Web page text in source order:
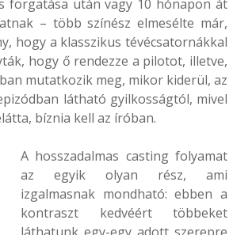
forgatása után vagy 10 hónapon át
– több színész elmesélte már,
hogy a klasszikus tévécsatornákkal
hogy ő rendezze a pilotot, illetve,
mutatkozik meg, mikor kiderül, az
látható gyilkosságtól, mivel
bíznia kell az íróban.
A hosszadalmas casting folyamat
az egyik olyan rész, ami
izgalmasnak mondható: ebben a
kontraszt kedvéért többeket